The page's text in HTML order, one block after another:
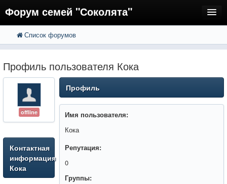
Форум семей "Соколята"
FAQ
Регистрация
Вход
Список форумов
Профиль пользователя Кока
offline
Контактная
информация
Кока
Профиль
Имя пользователя:
Кока
Репутация:
0
Группы: